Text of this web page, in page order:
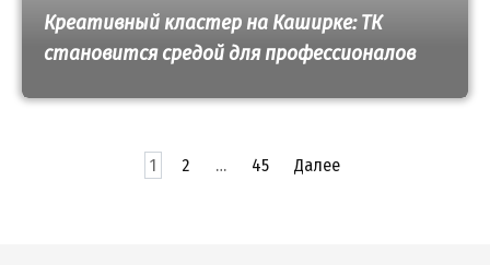
Креативный кластер на Каширке: ТК
становится средой для профессионалов
1 2 … 45 Далее